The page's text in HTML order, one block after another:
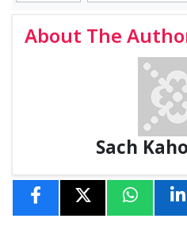
About The
Sach